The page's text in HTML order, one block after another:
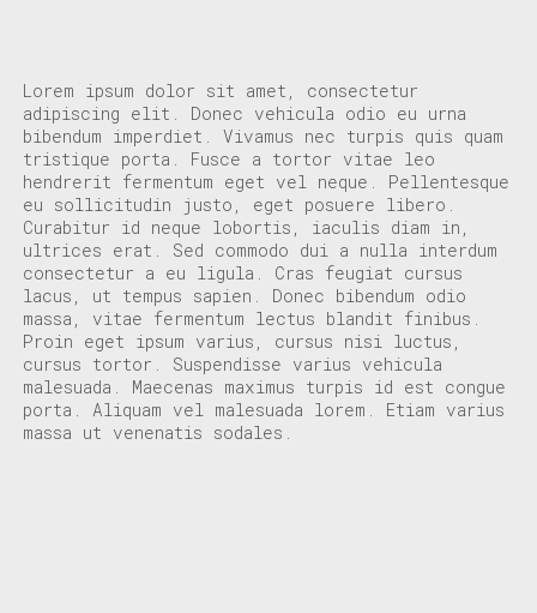
Lorem ipsum dolor sit amet, consectetur
adipiscing elit. Donec vehicula odio eu urna
bibendum imperdiet. Vivamus nec turpis quis quam
tristique porta. Fusce a tortor vitae leo
hendrerit fermentum eget vel neque. Pellentesque
eu sollicitudin justo, eget posuere libero.
Curabitur id neque lobortis, iaculis diam in,
ultrices erat. Sed commodo dui a nulla interdum
consectetur a eu ligula. Cras feugiat cursus
lacus, ut tempus sapien. Donec bibendum odio
massa, vitae fermentum lectus blandit finibus.
Proin eget ipsum varius, cursus nisi luctus,
cursus tortor. Suspendisse varius vehicula
malesuada. Maecenas maximus turpis id est congue
porta. Aliquam vel malesuada lorem. Etiam varius
massa ut venenatis sodales.